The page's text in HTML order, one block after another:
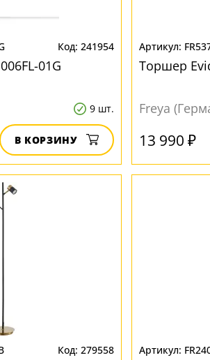
241954
01G
9 шт.
В КОРЗИНУ
Торшер
Freya
13 990 ₽
279558